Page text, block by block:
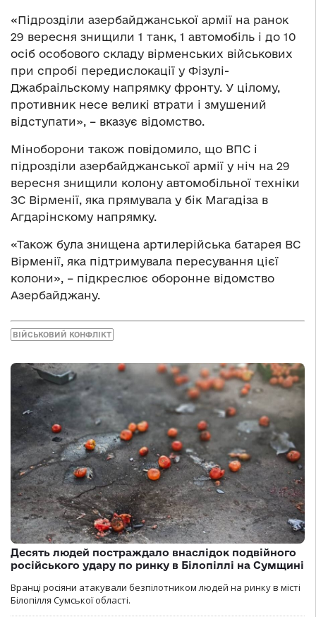
«Підрозділи азербайджанської армії на ранок
29 вересня знищили 1 танк, 1 автомобіль і до 10
осіб особового складу вірменських військових
при спробі передислокації у Фізулі-
Джабраільскому напрямку фронту. У цілому,
противник несе великі втрати і змушений
відступати», – вказує відомство.
Міноборони також повідомило, що ВПС і
підрозділи азербайджанської армії у ніч на 29
вересня знищили колону автомобільної техніки
ЗС Вірменії, яка прямувала у бік Магадіза в
Агдарінскому напрямку.
«Також була знищена артилерійська батарея ВС
Вірменії, яка підтримувала пересування цієї
колони», – підкреслює оборонне відомство
Азербайджану.
ВІЙСЬКОВИЙ КОНФЛІКТ
Десять людей постраждало внаслідок подвійного
російського удару по ринку в Білопіллі на Сумщині
Вранці росіяни атакували безпілотником людей на ринку в місті
Білопілля Сумської області.